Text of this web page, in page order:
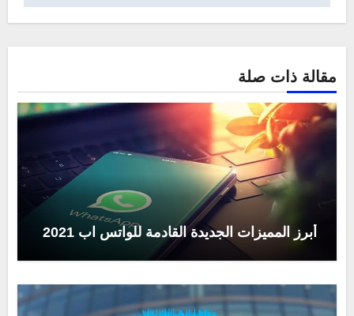
مقالة ذات صلة
أبرز المميزات الجديدة القادمة للواتس اب 2021